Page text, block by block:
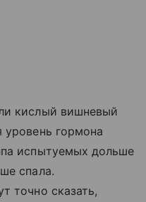
кислый вишневый
уровень гормона
испытуемых дольше
спала.
точно сказать,